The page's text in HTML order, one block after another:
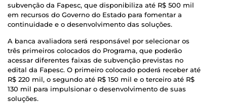
subvenção da Fapesc, que disponibiliza até R$ 500 mil
em recursos do Governo do Estado para fomentar a
continuidade e o desenvolvimento das soluções.
A banca avaliadora será responsável por selecionar os
três primeiros colocados do Programa, que poderão
acessar diferentes faixas de subvenção previstas no
edital da Fapesc. O primeiro colocado poderá receber até
R$ 220 mil, o segundo até R$ 150 mil e o terceiro até R$
130 mil para impulsionar o desenvolvimento de suas
soluções.